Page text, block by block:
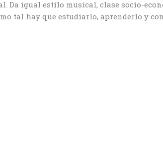
Da igual estilo musical, clase socio-
tal hay que estudiarlo, aprenderlo y